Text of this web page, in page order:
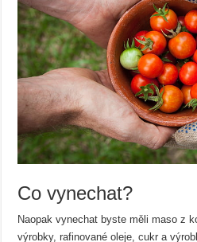
Co vynechat?
Naopak vynechat byste měli maso z
výrobky, rafinované oleje, cukr a